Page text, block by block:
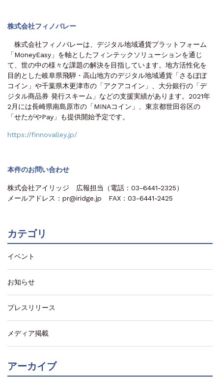
株式会社フィノバレー
株式会社フィノバレーは、デジタル地域通貨プラットフォーム
「MoneyEasy」を軸としたフィンテックソリューションを通じ
て、世の中の様々な課題の解決を目指しています。地方活性化を
目的とした岐阜県飛騨・高山地方のデジタル地域通貨「さるぼぼ
コイン」や千葉県木更津市の「アクアコイン」、大分銀行の「デ
ジタル商品券 発行スキーム」などの支援実績があります。2021年
2月には長崎県南島原市の「MINAコイン」、東京都世田谷区の
「せたがやPay」も提供開始予定です。
https://finnovalley.jp/
本件のお問い合わせ
株式会社アイリッジ 広報担当（電話：03-6441-2325）
メールアドレス：pr@iridge.jp FAX：03-6441-2425
カテゴリ
イベント
お知らせ
プレスリリース
メディア掲載
アーカイブ